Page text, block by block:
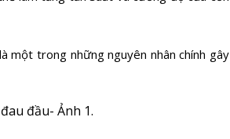
một trong những nguyên nhân chính gây